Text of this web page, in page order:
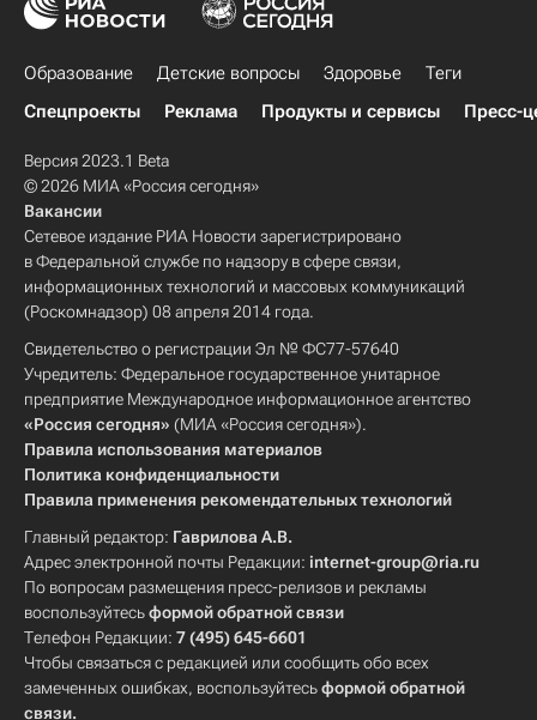
Образование Детские вопросы Здоровье
Теги
Спецпроекты
Реклама Продукты и сервисы Пресс-
Версия 2023.1 Beta
© 2026 МИА «Россия сегодня»
Вакансии
Сетевое издание РИА Новости зарегистрировано
в Федеральной службе по надзору в сфере связи,
информационных технологий и массовых коммуникаций
(Роскомнадзор) 08 апреля 2014 года.
Свидетельство о регистрации Эл № ФС77-57640
Учредитель: Федеральное государственное унитарное
предприятие Международное информационное агентство
«Россия сегодня» (МИА «Россия сегодня»).
Правила использования материалов
Политика конфиденциальности
Правила применения рекомендательных технологий
Главный редактор: Гаврилова А.В.
Адрес электронной почты Редакции: internet-group@ria.ru
По вопросам размещения пресс-релизов и рекламы
воспользуйтесьформой обратной связи
Телефон Редакции: 7 (495) 645-6601
Чтобы связаться с редакцией или сообщить обо всех
замеченных ошибках, воспользуйтесьформой обратной
связи.